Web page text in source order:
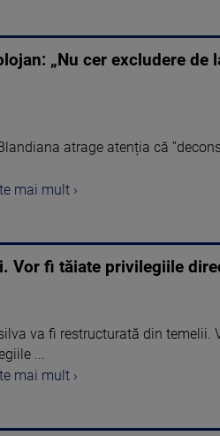
„Nu cer excludere
atrage atenția că
mai mult ›
Vor fi tăiate privilegiile
va fi restructurată din temelii.
...
mai mult ›